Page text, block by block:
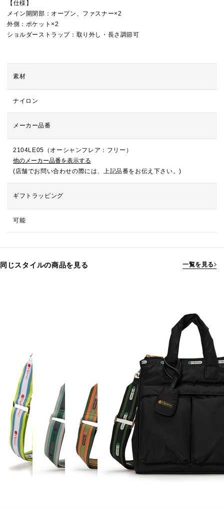
【仕様】
メイン開閉部：オープン、ファスナー×2
外側：ポケット×2
ショルダーストラップ：取り外し・長さ調節可
素材
ナイロン
メーカー品番
2104LE05（オーシャンフレア：フリー）
他のメーカー品番を表示する
(店舗でお問い合わせの際には、上記品番をお伝え下さい。)
ギフトラッピング
可能
同じスタイルの商品を見る 一覧を見る